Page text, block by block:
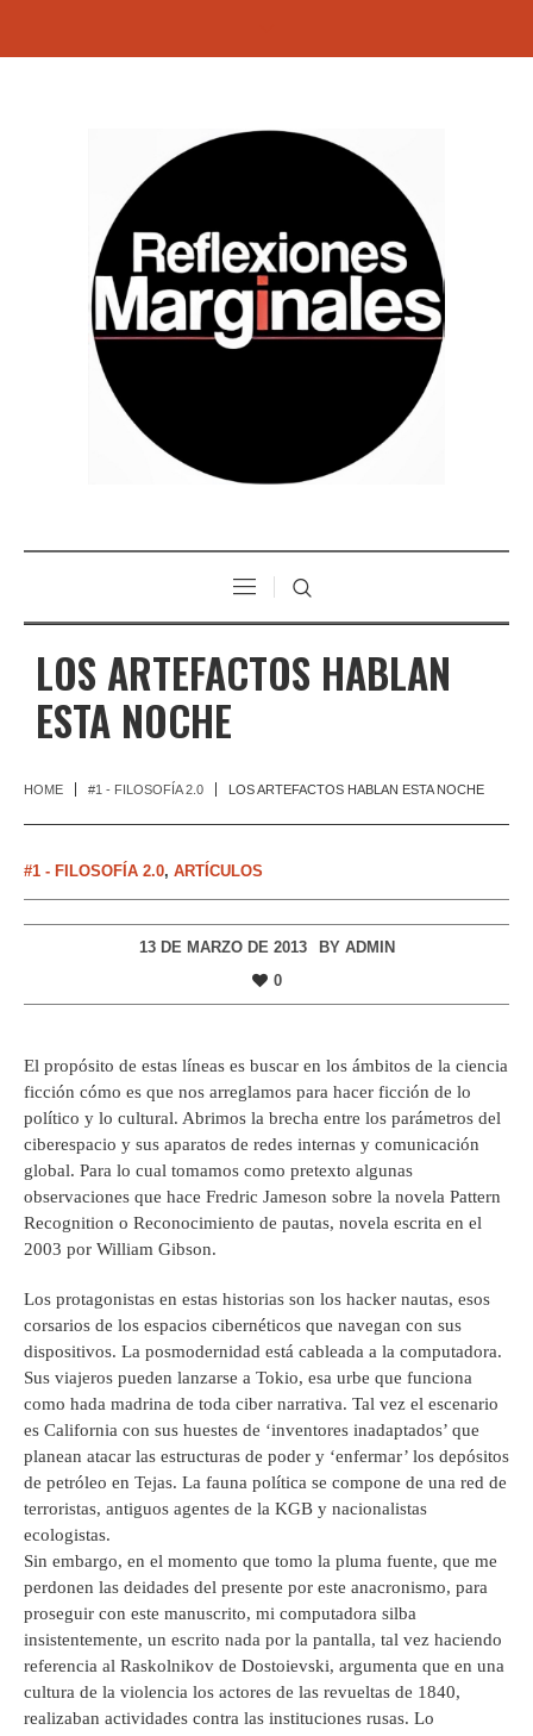
LOS ARTEFACTOS HABLAN
ESTA NOCHE
HOME #1 - FILOSOFÍA 2.0 LOS ARTEFACTOS HABLAN ESTA NOCHE
#1 - FILOSOFÍA 2.0, ARTÍCULOS
13 DE MARZO DE 2013 BY ADMIN
0
El propósito de estas líneas es buscar en los ámbitos de la ciencia
ficción cómo es que nos arreglamos para hacer ficción de lo
político y lo cultural. Abrimos la brecha entre los parámetros del
ciberespacio y sus aparatos de redes internas y comunicación
global. Para lo cual tomamos como pretexto algunas
observaciones que hace Fredric Jameson sobre la novela Pattern
Recognition o Reconocimiento de pautas, novela escrita en el
2003 por William Gibson.
Los protagonistas en estas historias son los hacker nautas, esos
corsarios de los espacios cibernéticos que navegan con sus
dispositivos. La posmodernidad está cableada a la computadora.
Sus viajeros pueden lanzarse a Tokio, esa urbe que funciona
como hada madrina de toda ciber narrativa. Tal vez el escenario
es California con sus huestes de ‘inventores inadaptados’ que
planean atacar las estructuras de poder y ‘enfermar’ los depósitos
de petróleo en Tejas. La fauna política se compone de una red de
terroristas, antiguos agentes de la KGB y nacionalistas
ecologistas.
Sin embargo, en el momento que tomo la pluma fuente, que me
perdonen las deidades del presente por este anacronismo, para
proseguir con este manuscrito, mi computadora silba
insistentemente, un escrito nada por la pantalla, tal vez haciendo
referencia al Raskolnikov de Dostoievski, argumenta que en una
cultura de la violencia los actores de las revueltas de 1840,
realizaban actividades contra las instituciones rusas. Lo